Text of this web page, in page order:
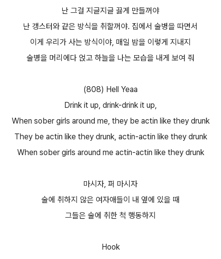
난 그걸 지글지글 끓게 만들꺼야
난 갱스터와 같은 방식을 취할꺼야. 집에서 술병을 따면서
이게 우리가 사는 방식이야, 매일 밤을 이렇게 지내지
술병을 머리에다 얹고 하늘을 나는 모습을 내게 보여 줘
(808) Hell Yeaa
Drink it up, drink-drink it up,
When sober girls around me, they be actin like they drunk
They be actin like they drunk, actin-actin like they drunk
When sober girls around me actin-actin like they drunk
마시자, 퍼 마시자
술에 취하지 않은 여자애들이 내 옆에 있을 때
그들은 술에 취한 척 행동하지
Hook